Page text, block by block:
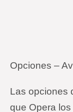
Opciones –
Las opciones
que Opera